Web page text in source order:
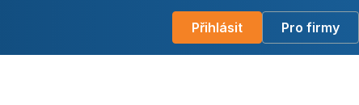
Přihlásit Pro firmy